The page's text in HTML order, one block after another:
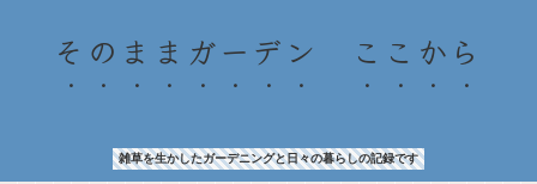
そのままガーデン ここから
雑草を生かしたガーデニングと日々の暮らしの記録です